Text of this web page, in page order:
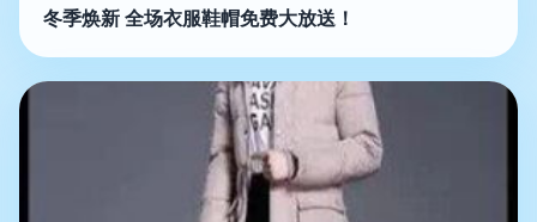
冬季焕新 全场衣服鞋帽免费大放送！